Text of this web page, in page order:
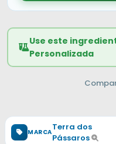
Use este
Personalizada
MARCATerra dos
Pássaros